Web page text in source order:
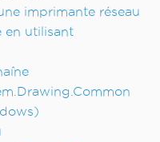
imprimante réseau
en utilisant